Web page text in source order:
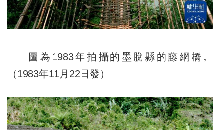
圖為1983年拍攝的墨脫縣的藤網橋。
（1983年11月22日發）